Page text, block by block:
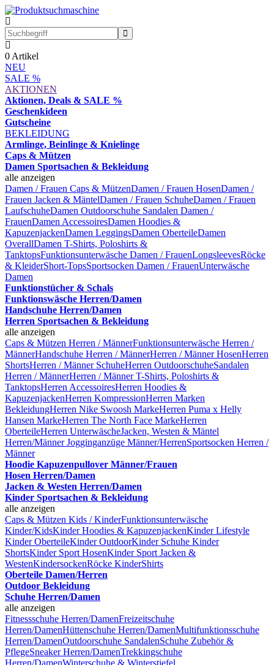
0 Artikel
NEU
SALE %
AKTIONEN
Aktionen, Deals & SALE %
Geschenkideen
Gutscheine
BEKLEIDUNG
Armlinge, Beinlinge & Knielinge
Caps & Mützen
Damen Sportsachen & Bekleidung
alle anzeigen
Damen / Frauen Caps & MützenDamen / Frauen HosenDamen /
Frauen Jacken & MäntelDamen / Frauen SchuheDamen / Frauen
LaufschuheDamen Outdoorschuhe Sandalen Damen /
FrauenDamen AccessoiresDamen Hoodies &
KapuzenjackenDamen LeggingsDamen OberteileDamen
OverallDamen T-Shirts, Poloshirts &
TanktopsFunktionsunterwäsche Damen / FrauenLongsleevesRöcke
& KleiderShort-TopsSportsocken Damen / FrauenUnterwäsche
Damen
Funktionstücher & Schals
Funktionswäsche Herren/Damen
Handschuhe Herren/Damen
Herren Sportsachen & Bekleidung
alle anzeigen
Caps & Mützen Herren / MännerFunktionsunterwäsche Herren /
MännerHandschuhe Herren / MännerHerren / Männer HosenHerren
ShortsHerren / Männer SchuheHerren OutdoorschuheSandalen
Herren / MännerHerren / Männer T-Shirts, Poloshirts &
TanktopsHerren AccessoiresHerren Hoodies &
KapuzenjackenHerren KompressionHerren Marken
BekleidungHerren Nike Swoosh MarkeHerren Puma x Helly
Hansen MarkeHerren The North Face MarkeHerren
OberteileHerren UnterwäscheJacken, Westen & Mäntel
Herren/MännerJogginganzüge Männer/HerrenSportsocken Herren /
Männer
Hoodie Kapuzenpullover Männer/Frauen
Hosen Herren/Damen
Jacken & Westen Herren/Damen
Kinder Sportsachen & Bekleidung
alle anzeigen
Caps & Mützen Kids / KinderFunktionsunterwäsche
Kinder/KidsKinder Hoodies & KapuzenjackenKinder Lifestyle
Kinder OberteileKinder OutdoorKinder Schuhe Kinder
ShortsKinder Sport HosenKinder Sport Jacken &
WestenKindersockenRöcke KinderShirts
Oberteile Damen/Herren
Outdoor Bekleidung
Schuhe Herren/Damen
alle anzeigen
Fitnessschuhe Herren/DamenFreizeitschuhe
Herren/DamenHüttenschuhe Herren/DamenMultifunktionsschuhe
Herren/DamenOutdoorschuhe SandalenSchuhe Zubehör &
PflegeSneaker Herren/DamenTrekkingschuhe
Herren/DamenWinterschuhe & Winterstiefel